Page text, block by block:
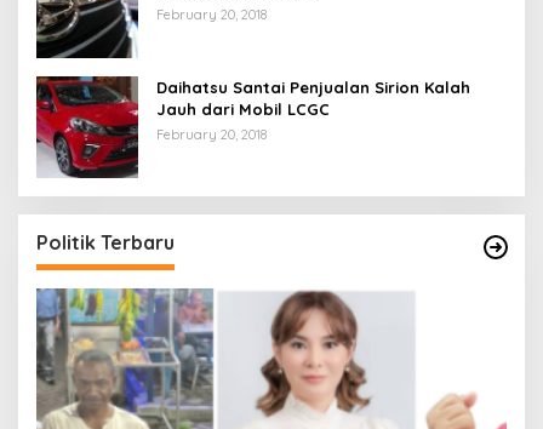
February 20, 2018
Daihatsu Santai Penjualan Sirion Kalah
Jauh dari Mobil LCGC
February 20, 2018
Politik Terbaru